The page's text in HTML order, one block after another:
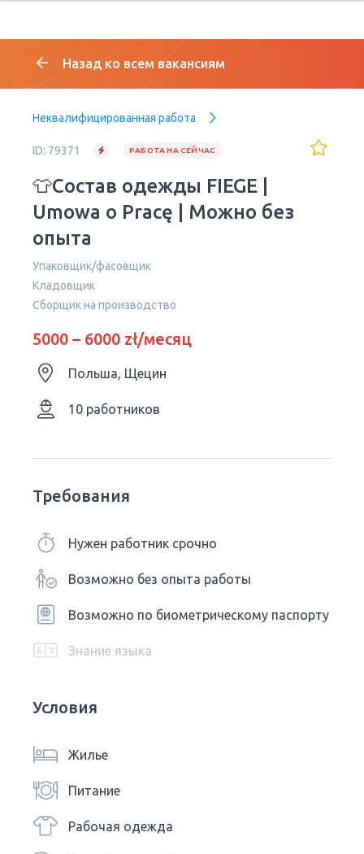
Назад ко всем вакансиям
Неквалифицированная работа
ID: 79371 РАБОТА НА СЕЙЧАС
👕Состав одежды FIEGE |
Umowa o Pracę | Можно без
опыта
Упаковщик/фасовщик
Кладовщик
Сборщик на производство
5000 – 6000 zł/месяц
Польша, Щецин
10 работников
Требования
Нужен работник срочно
Возможно без опыта работы
Возможно по биометрическому паспорту
Знание языка
Условия
Жилье
Питание
Рабочая одежда